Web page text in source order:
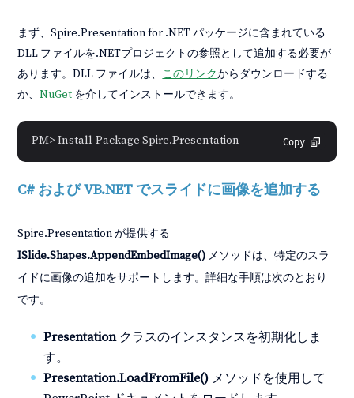
まず、Spire.Presentation for .NET パッケージに含まれている
DLL ファイルを.NETプロジェクトの参照として追加する必要が
あります。DLL ファイルは、 このリンクからダウンロードする
か、NuGet を介してインストールできます。
Copy
PM> Install-Package Spire.Presentation
C# および VB.NET でスライドに画像を追加する
Spire.Presentation が提供する
ISlide.Shapes.AppendEmbedImage() メソッドは、特定のスラ
イドに画像の追加をサポートします。詳細な手順は次のとおり
です。
Presentationクラスのインスタンスを初期化しま
す。
Presentation.LoadFromFile() メソッドを使用して